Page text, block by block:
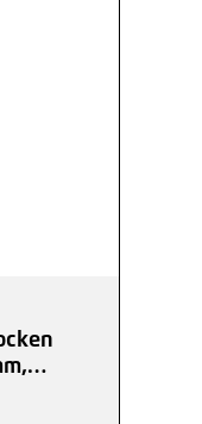
von 5 von 5